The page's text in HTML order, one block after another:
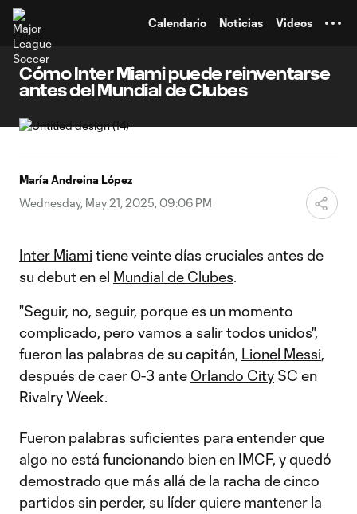
Calendario Noticias Videos
Cómo Inter Miami puede reinventarse
antes del Mundial de Clubes
María Andreina López
Wednesday, May 21, 2025, 09:06 PM
Inter Miami tiene veinte días cruciales antes de
su debut en el Mundial de Clubes.
"Seguir, no, seguir, porque es un momento
complicado, pero vamos a salir todos unidos",
fueron las palabras de su capitán, Lionel Messi,
después de caer 0-3 ante Orlando City SC en
Rivalry Week.
Fueron palabras suficientes para entender que
algo no está funcionando bien en IMCF, y quedó
demostrado que más allá de la racha de cinco
partidos sin perder, su líder quiere mantener la